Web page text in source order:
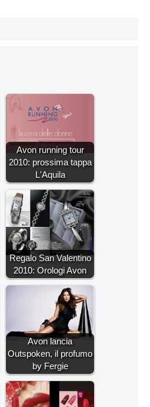
Avon running tour
2010: prossima tappa
L'Aquila
Regalo San Valentino
2010: Orologi Avon
Avon lancia
Outspoken, il profumo
by Fergie